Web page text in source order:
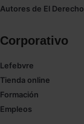
Autores de El Derecho
Corporativo
Lefebvre
Tienda online
Formación
Empleos